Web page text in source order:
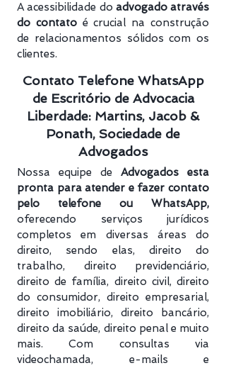
A acessibilidade do advogado através
do contato é crucial na construção
de relacionamentos sólidos com os
clientes.
Contato Telefone WhatsApp
de Escritório de Advocacia
Liberdade: Martins, Jacob &
Ponath, Sociedade de
Advogados
Nossa equipe de Advogados esta
pronta para atender e fazer contato
pelo telefone ou WhatsApp,
oferecendo serviços jurídicos
completos em diversas áreas do
direito, sendo elas, direito do
trabalho, direito previdenciário​,
direito de família, direito civil, direito
do consumidor, direito empresarial,
direito imobiliário, direito bancário,
direito da saúde, direito penal e muito
mais. Com consultas via
videochamada, e-mails e